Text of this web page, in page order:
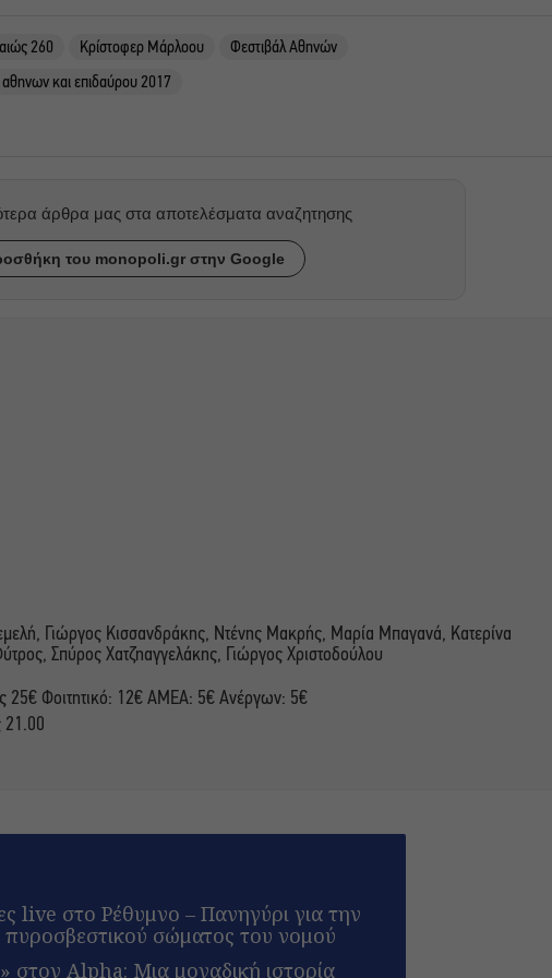
260 Κρίστοφερ Μάρλοου
Φεστιβάλ Αθηνών
αθηνων και επιδαύρου 2017
άρθρα μας στα αποτελέσματα αναζητησης
του monopoli.gr στην Google
Γιώργος Κισσανδράκης, Ντένης Μακρής, Μαρία Μπαγανά, Κατερίνα
Σπύρος Χατζηαγγελάκης, Γιώργος Χριστοδούλου
25€ Φοιτητικό: 12€ ΑΜΕΑ: 5€ Ανέργων: 5€
21.00
live στο Ρέθυμνο – Πανηγύρι για την
πυροσβεστικού σώματος του νομού
στον Alpha: Μια μοναδική ιστορία